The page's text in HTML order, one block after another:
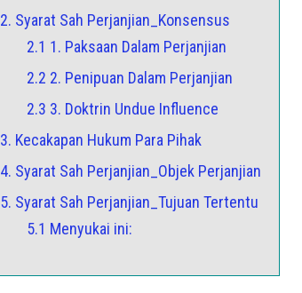
2. Syarat Sah Perjanjian_Konsensus
2.1 1. Paksaan Dalam Perjanjian
2.2 2. Penipuan Dalam Perjanjian
2.3 3. Doktrin Undue Influence
3. Kecakapan Hukum Para Pihak
4. Syarat Sah Perjanjian_Objek Perjanjian
5. Syarat Sah Perjanjian_Tujuan Tertentu
5.1 Menyukai ini: